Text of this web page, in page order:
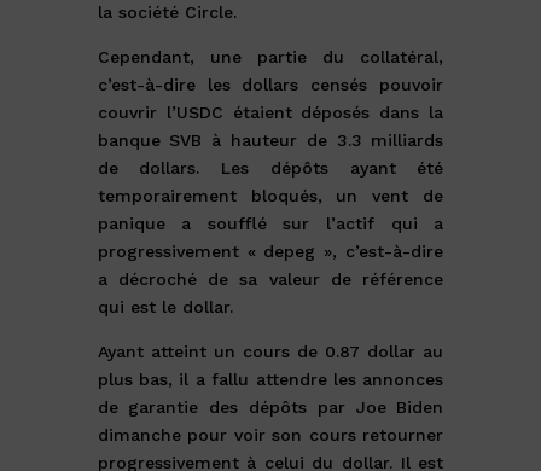
la société Circle.
Cependant, une partie du collatéral,
c’est-à-dire les dollars censés pouvoir
couvrir l’USDC étaient déposés dans la
banque SVB à hauteur de 3.3 milliards
de dollars. Les dépôts ayant été
temporairement bloqués, un vent de
panique a soufflé sur l’actif qui a
progressivement « depeg », c’est-à-dire
a décroché de sa valeur de référence
qui est le dollar.
Ayant atteint un cours de 0.87 dollar au
plus bas, il a fallu attendre les annonces
de garantie des dépôts par Joe Biden
dimanche pour voir son cours retourner
progressivement à celui du dollar. Il est